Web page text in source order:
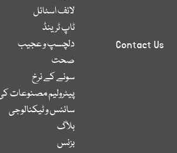
Contact Us
لائف اسٹائل
ٹاپ ٹرینڈ
دلچسپ و عجیب
صحت
سونے کے نرخ
پیٹرولیم مصنوعات
سائنس و ٹیکنالوجی
بلاگ
بزنس